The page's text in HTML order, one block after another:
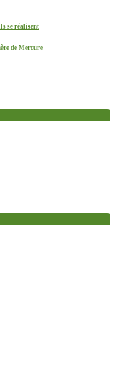
se réalisent
de Mercure